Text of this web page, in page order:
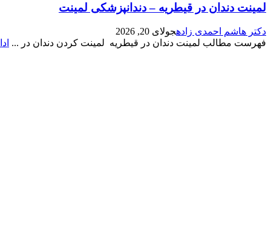
لمینت دندان در قیطریه – دندانپزشکی لمینت
دکتر هاشم احمدی زادهجولای 20, 2026
فهرست مطالب لمینت دندان در قیطریه لمینت کردن دندان در ...